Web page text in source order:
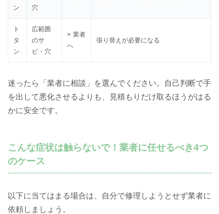
ン
穴
ト
タ
ン
広範囲
のサ
ビ・穴
× 業者
へ
張り替えが必要になる
迷ったら「業者に相談」を選んでください。自己判断で手
を出して悪化させるよりも、見積もりだけ取るほうがはる
かに安全です。
こんな症状は触らないで！業者に任せるべき4つ
のケース
以下に当てはまる場合は、自分で修理しようとせず業者に
依頼しましょう。